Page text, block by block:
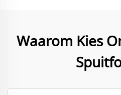
Waarom Kies